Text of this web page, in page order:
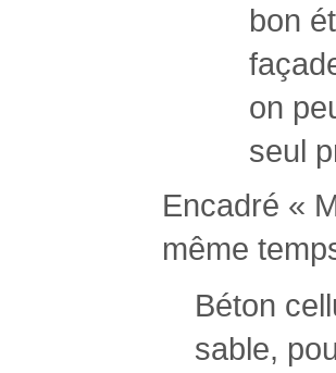
bon
on
seul
Encadré «
même
Béton
sable,